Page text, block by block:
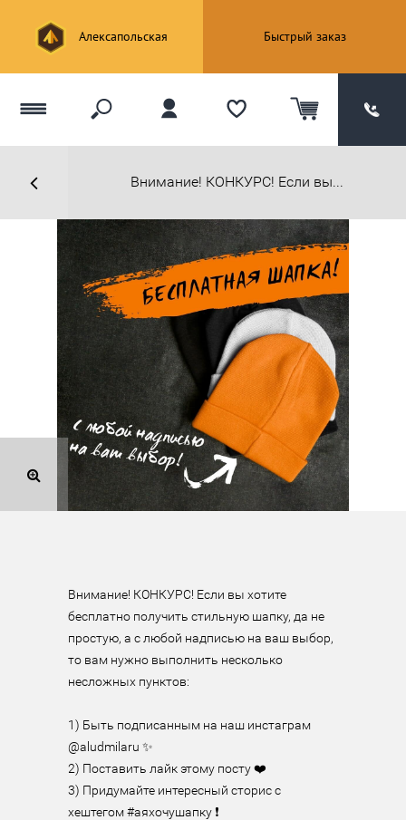
Алексапольская Быстрый заказ
Внимание! КОНКУРС! Если вы...
Внимание! КОНКУРС! Если вы хотите
бесплатно получить стильную шапку, да не
простую, а с любой надписью на ваш выбор,
то вам нужно выполнить несколько
несложных пунктов:
1) Быть подписанным на наш инстаграм
@aludmilaru ✨
2) Поставить лайк этому посту ❤️
3) Придумайте интересный сторис с
хештегом #аяхочушапку ❗️